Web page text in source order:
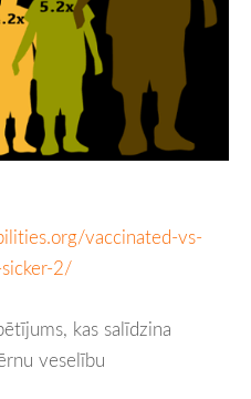
vaccinated-vs-
2/
kas salīdzina
veselību